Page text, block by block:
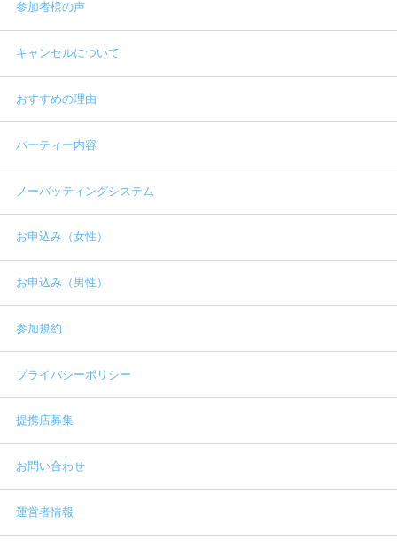
参加者様の声
キャンセルについて
おすすめの理由
パーティー内容
ノーバッティングシステム
お申込み（女性）
お申込み（男性）
参加規約
プライバシーポリシー
提携店募集
お問い合わせ
運営者情報